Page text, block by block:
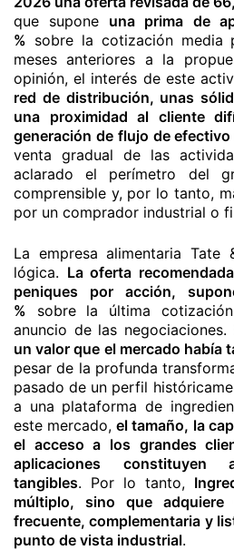
que supone una prima de
% sobre la cotización media
meses anteriores a la
opinión, el interés de este
red de distribución, unas
una proximidad al cliente
generación de flujo de
venta gradual de las
aclarado el perímetro del
comprensible y, por lo tanto,
por un comprador industrial o
La empresa alimentaria Tate
lógica. La oferta
peniques por acción,
% sobre la última
anuncio de las negociaciones.
un valor que el mercado había
pesar de la profunda
pasado de un perfil
a una plataforma de
este mercado,el tamaño, la
el acceso a los grandes
aplicaciones constituyen
tangibles. Por lo tanto,
múltiplo, sino que adquiere
frecuente, complementaria y
punto de vista industrial.